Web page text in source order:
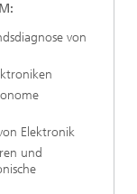
von
Elektronik
und